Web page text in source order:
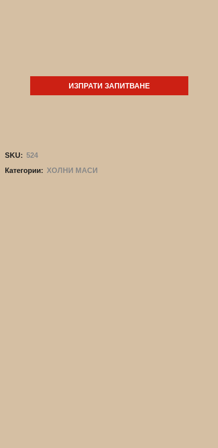
ИЗПРАТИ ЗАПИТВАНЕ
SKU: 524
Категории: ХОЛНИ МАСИ